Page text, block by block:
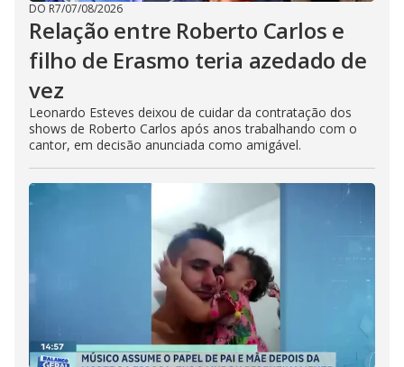
DO R7/07/08/2026
Relação entre Roberto Carlos e
filho de Erasmo teria azedado de
vez
Leonardo Esteves deixou de cuidar da contratação dos
shows de Roberto Carlos após anos trabalhando com o
cantor, em decisão anunciada como amigável.